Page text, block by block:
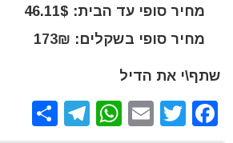
מחיר סופי עד הבית: 46.11$
מחיר סופי בשקלים: 173₪
שתף\י את הדיל
F
T
E
W
T